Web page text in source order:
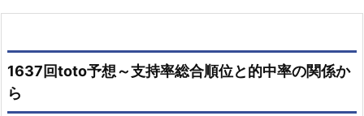
1637回toto予想～支持率総合順位と的中率の関係か
ら